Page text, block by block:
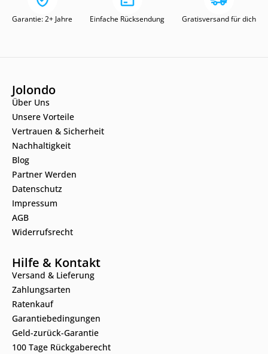
Garantie: 2+ Jahre Einfache Rücksendung Gratisversand für dich
Jolondo
Über Uns
Unsere Vorteile
Vertrauen & Sicherheit
Nachhaltigkeit
Blog
Partner Werden
Datenschutz
Impressum
AGB
Widerrufsrecht
Hilfe & Kontakt
Versand & Lieferung
Zahlungsarten
Ratenkauf
Garantiebedingungen
Geld-zurück-Garantie
100 Tage Rückgaberecht